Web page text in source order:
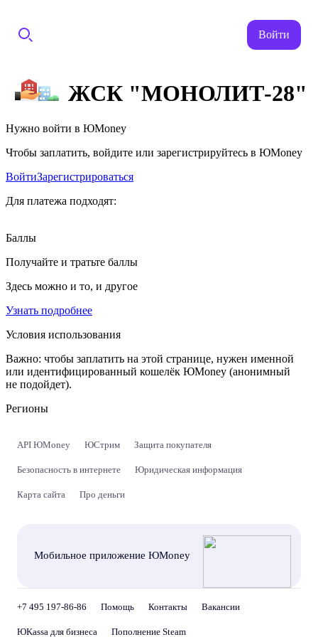
Войти
ЖСК "МОНОЛИТ-28"
Нужно войти в ЮMoney
Чтобы заплатить, войдите или зарегистрируйтесь в ЮMoney
ВойтиЗарегистрироваться
Для платежа подходят:
Баллы
Получайте и тратьте баллы
Здесь можно и то, и другое
Узнать подробнее
Условия использования
Важно: чтобы заплатить на этой странице, нужен именной
или идентифицированный кошелёк ЮMoney (анонимный
не подойдет).
Регионы
API ЮMoney ЮСтрим Защита покупателя
Безопасность в интернете Юридическая информация
Карта сайта Про деньги
Мобильное приложение ЮMoney
+7 495 197-86-86 Помощь Контакты Вакансии
ЮKassa для бизнеса Пополнение Steam